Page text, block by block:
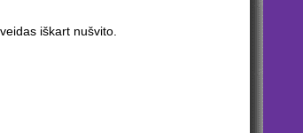
iškart nušvito.